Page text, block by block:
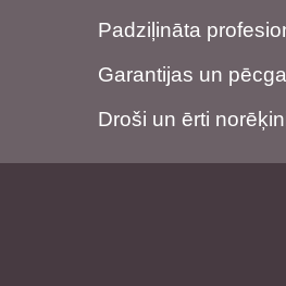
Padziļināta
Garantijas un
Droši un ērti